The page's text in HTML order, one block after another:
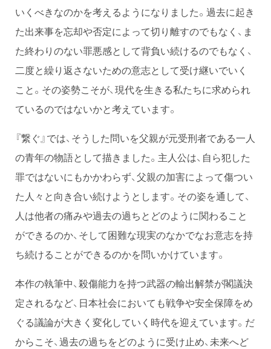
いくべきなのかを考えるようになりました。過去に起き
た出来事を忘却や否定によって切り離すのでもなく、ま
た終わりのない罪悪感として背負い続けるのでもなく、
二度と繰り返さないための意志として受け継いでいく
こと。その姿勢こそが、現代を生きる私たちに求められ
ているのではないかと考えています。
『繋ぐ』では、そうした問いを父親が元受刑者である一人
の青年の物語として描きました。主人公は、自ら犯した
罪ではないにもかかわらず、父親の加害によって傷つい
た人々と向き合い続けようとします。その姿を通して、
人は他者の痛みや過去の過ちとどのように関わること
ができるのか、そして困難な現実のなかでなお意志を持
ち続けることができるのかを問いかけています。
本作の執筆中、殺傷能力を持つ武器の輸出解禁が閣議決
定されるなど、日本社会においても戦争や安全保障をめ
ぐる議論が大きく変化していく時代を迎えています。だ
からこそ、過去の過ちをどのように受け止め、未来へど